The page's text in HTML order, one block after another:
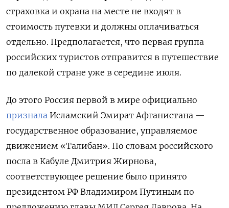
страховка и охрана на месте не входят в
стоимость путевки и должны оплачиваться
отдельно. Предполагается, что первая группа
российских туристов отправится в путешествие
по далекой стране уже в середине июля.
До этого Россия первой в мире официально
признала Исламский Эмират Афганистана —
государственное образование, управляемое
движением «Талибан». По словам российского
посла в Кабуле Дмитрия Жирнова,
соответствующее решение было принято
президентом РФ Владимиром Путиным по